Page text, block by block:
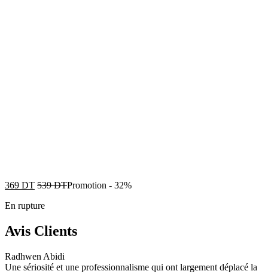
369 DT 539DTPromotion - 32%
En rupture
Avis Clients
Radhwen Abidi
Une sériosité et une professionnalisme qui ont largement déplacé la